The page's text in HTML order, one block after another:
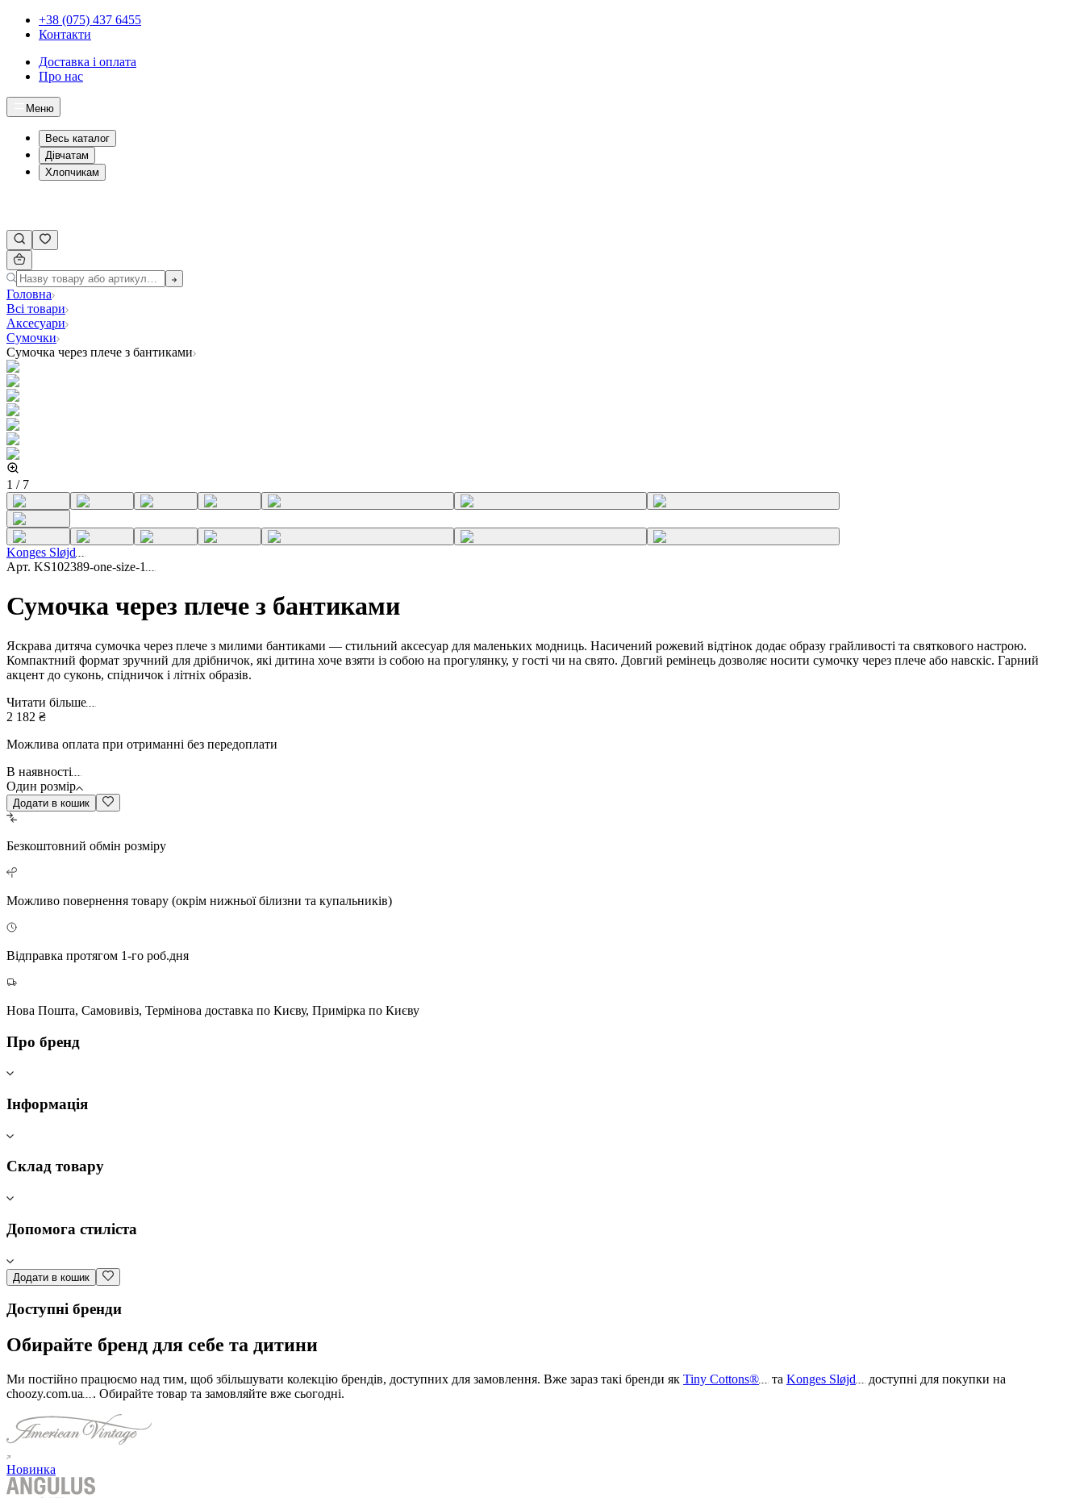
+38 (075) 437 6455
Контакти
Доставка і оплата
Про нас
Меню
Весь каталог
Дівчатам
Хлопчикам
Головна
Всі товари
Аксесуари
Сумочки
Сумочка через плече з бантиками
1 / 7
Konges Sløjd
Арт. KS102389-one-size-1
Сумочка через плече з бантиками
Яскрава дитяча сумочка через плече з милими бантиками — стильний аксесуар для маленьких модниць. Насичений рожевий відтінок додає образу грайливості та святкового настрою.
Компактний формат зручний для дрібничок, які дитина хоче взяти із собою на прогулянку, у гості чи на свято. Довгий ремінець дозволяє носити сумочку через плече або навскіс. Гарний
акцент до суконь, спідничок і літніх образів.
Читати більше
2 182 ₴
Можлива оплата при отриманні без передоплати
В наявності
Один розмір
Додати в кошик
Безкоштовний обмін розміру
Можливо повернення товару (окрім нижньої білизни та купальників)
Відправка протягом 1-го роб.дня
Нова Пошта, Самовивіз, Термінова доставка по Києву, Примірка по Києву
Про бренд
Інформація
Склад товару
Допомога стиліста
Додати в кошик
Доступні бренди
Обирайте бренд для себе та дитини
Ми постійно працюємо над тим, щоб збільшувати колекцію брендів, доступних для замовлення. Вже зараз такі бренди як Tiny Cottons® та Konges Sløjd
доступні для покупки на
choozy.com.ua
. Обирайте товар та замовляйте вже сьогодні.
Новинка